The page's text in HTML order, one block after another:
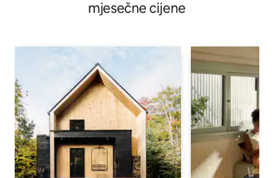
mjesečne cijene